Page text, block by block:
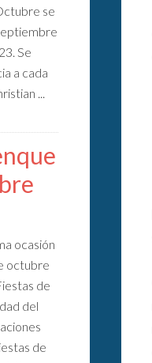
se
Se
a cada
...
ocasión
octubre
de
del
de